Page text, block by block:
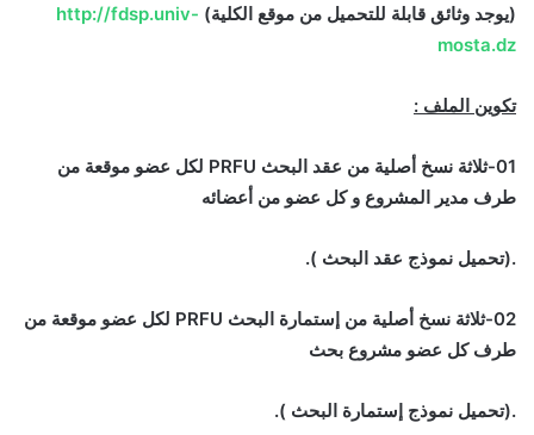
(يوجد وثائق قابلة للتحميل من موقع الكلية) http://fdsp.univ-
mosta.dz
تكوين الملف :
01-ثلاثة نسخ أصلية من عقد البحث PRFU لكل عضو موقعة من
طرف مدير المشروع و كل عضو من أعضائه
.(تحميل نموذج عقد البحث ).
02-ثلاثة نسخ أصلية من إستمارة البحث PRFU لكل عضو موقعة من
طرف كل عضو مشروع بحث
.(تحميل نموذج إستمارة البحث ).